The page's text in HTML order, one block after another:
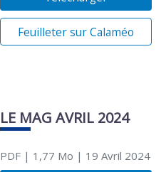
Feuilleter sur Calaméo
LE MAG AVRIL 2024
PDF| 1,77 Mo | 19 Avril 2024